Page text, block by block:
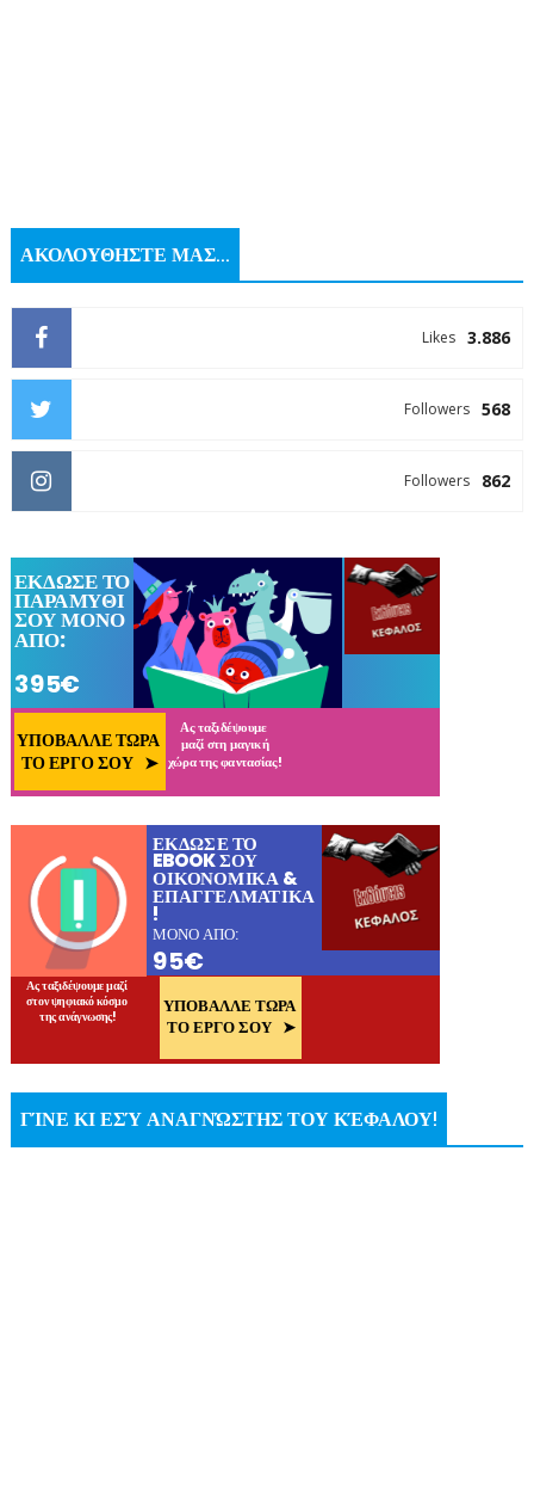
ΑΚΟΛΟΥΘΗΣΤΕ ΜΑΣ...
3.886
Likes
568
Followers
862
Followers
ΓΊΝΕ ΚΙ ΕΣΎ ΑΝΑΓΝΏΣΤΗΣ ΤΟΥ ΚΈΦΑΛΟΥ!